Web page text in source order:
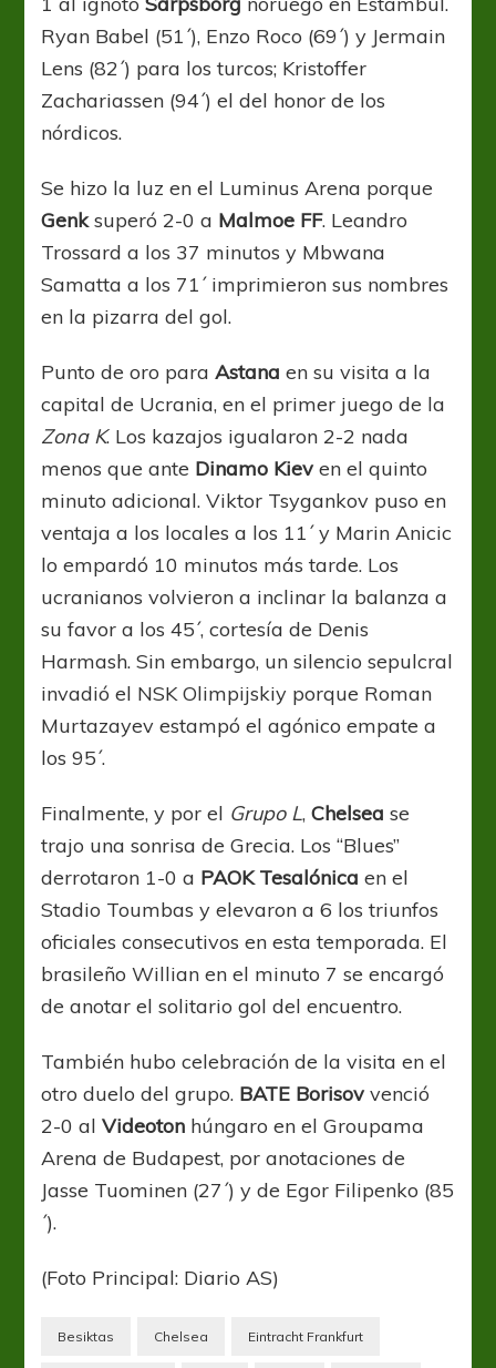
Ryan Babel (51´), Enzo Roco (69´) y Jermain
Lens (82´) para los turcos; Kristoffer
Zachariassen (94´) el del honor de los
nórdicos.
Se hizo la luz en el Luminus Arena porque
Genksuperó 2-0 a Malmoe FF. Leandro
Trossard a los 37 minutos y Mbwana
Samatta a los 71´ imprimieron sus nombres
en la pizarra del gol.
Punto de oro paraAstana en su visita a la
capital de Ucrania, en el primer juego de la
Zona K. Los kazajos igualaron 2-2 nada
menos que ante Dinamo Kiev en el quinto
minuto adicional. Viktor Tsygankov puso en
ventaja a los locales a los 11´ y Marin Anicic
lo empardó 10 minutos más tarde. Los
ucranianos volvieron a inclinar la balanza a
su favor a los 45´, cortesía de Denis
Harmash. Sin embargo, un silencio sepulcral
invadió el NSK Olimpijskiy porque Roman
Murtazayev estampó el agónico empate a
los 95´.
Finalmente, y por el Grupo L,Chelsea se
trajo una sonrisa de Grecia. Los “Blues”
derrotaron 1-0 a PAOK Tesalónica en el
Stadio Toumbas y elevaron a 6 los triunfos
oficiales consecutivos en esta temporada. El
brasileño Willian en el minuto 7 se encargó
de anotar el solitario gol del encuentro.
También hubo celebración de la visita en el
otro duelo del grupo. BATE Borisov venció
2-0 alVideoton húngaro en el Groupama
Arena de Budapest, por anotaciones de
Jasse Tuominen (27´) y de Egor Filipenko (85
´).
(Foto Principal: Diario AS)
Besiktas Chelsea Eintracht Frankfurt